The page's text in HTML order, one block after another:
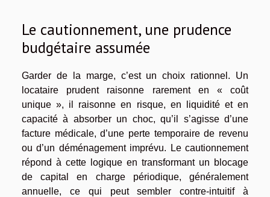
Le cautionnement, une prudence
budgétaire assumée
Garder de la marge, c’est un choix rationnel. Un
locataire prudent raisonne rarement en « coût
unique », il raisonne en risque, en liquidité et en
capacité à absorber un choc, qu’il s’agisse d’une
facture médicale, d’une perte temporaire de revenu
ou d’un déménagement imprévu. Le cautionnement
répond à cette logique en transformant un blocage
de capital en charge périodique, généralement
annuelle, ce qui peut sembler contre-intuitif à